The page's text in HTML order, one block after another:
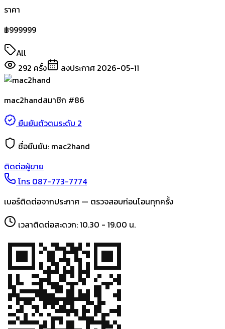
ราคา
฿999999
All
292 ครั้ง ลงประกาศ 2026-05-11
mac2handสมาชิก #86
ยืนยันตัวตนระดับ 2
ชื่อยืนยัน: mac2hand
ติดต่อผู้ขาย
โทร 087-773-7774
เบอร์ติดต่อจากประกาศ — ตรวจสอบก่อนโอนทุกครั้ง
เวลาติดต่อสะดวก:10.30 - 19.00 น.